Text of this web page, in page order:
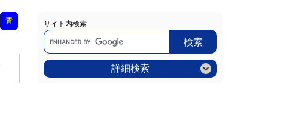
青 サイト内検索
Google
カ
ス
タ
ム
検
詳細検索